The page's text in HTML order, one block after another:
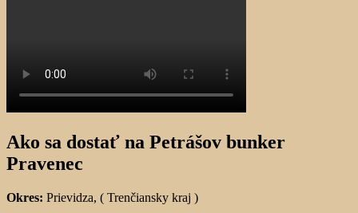
Ako sa dostať na Petrášov bunker
Pravenec
Okres: Prievidza, ( Trenčiansky kraj )